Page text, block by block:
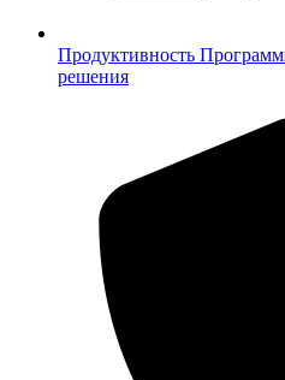
Продуктивность
решения